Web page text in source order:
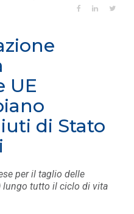
UE
di Stato
per il taglio delle
lungo tutto il ciclo di vita